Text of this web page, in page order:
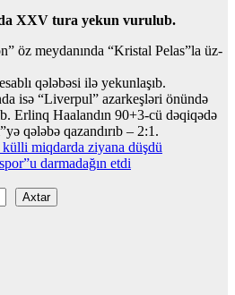
XXV tura yekun vurulub.
öz meydanında “Kristal Pelas”la üz-
qələbəsi ilə yekunlaşıb.
isə “Liverpul” azarkeşləri önündə
Erlinq Haalandın 90+3-cü dəqiqədə
qələbə qazandırıb – 2:1.
miqdarda ziyana düşdü
darmadağın etdi
Axtar